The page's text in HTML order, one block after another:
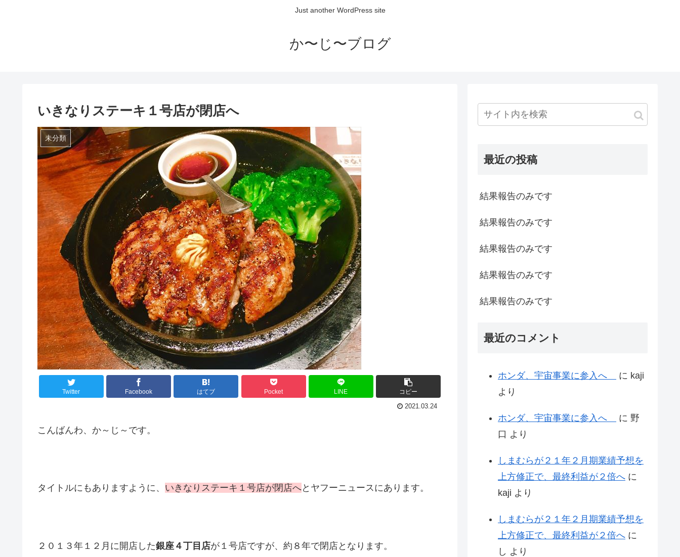
Just another WordPress site
か〜じ〜ブログ
いきなりステーキ１号店が閉店へ
未分類
Twitter Facebook はてブ Pocket LINE コピー
2021.03.24
こんばんわ、か～じ～です。
タイトルにもありますように、 いきなりステーキ１号店が閉店へとヤフーニュースにあります。
２０１３年１２月に開店した銀座４丁目店が１号店ですが、約８年で閉店となります。
最近の投稿
結果報告のみです
結果報告のみです
結果報告のみです
結果報告のみです
結果報告のみです
最近のコメント
ホンダ、宇宙事業に参入へ に kaji
より
ホンダ、宇宙事業に参入へ に 野
口 より
しまむらが２１年２月期業績予想を
上方修正で、最終利益が２倍へ に
kaji より
しまむらが２１年２月期業績予想を
上方修正で、最終利益が２倍へ に
し より